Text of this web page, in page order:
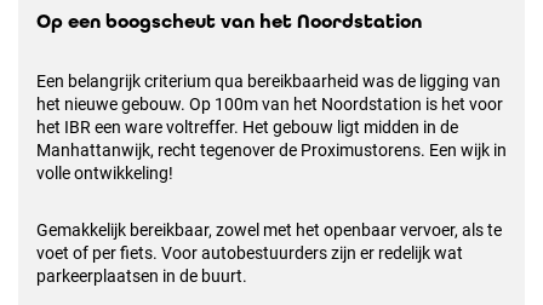
Op een boogscheut van het Noordstation
Een belangrijk criterium qua bereikbaarheid was de ligging van
het nieuwe gebouw. Op 100m van het Noordstation is het voor
het IBR een ware voltreffer. Het gebouw ligt midden in de
Manhattanwijk, recht tegenover de Proximustorens. Een wijk in
volle ontwikkeling!
Gemakkelijk bereikbaar, zowel met het openbaar vervoer, als te
voet of per fiets. Voor autobestuurders zijn er redelijk wat
parkeerplaatsen in de buurt.